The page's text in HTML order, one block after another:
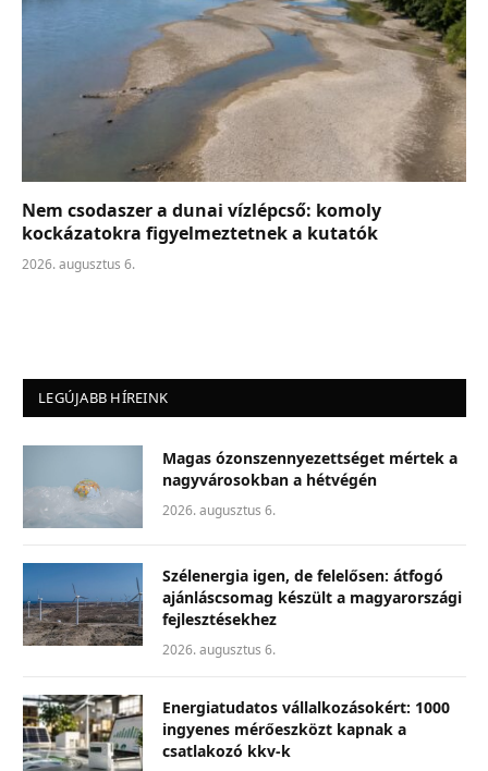
Nem csodaszer a dunai vízlépcső: komoly
kockázatokra figyelmeztetnek a kutatók
2026. augusztus 6.
LEGÚJABB HÍREINK
Magas ózonszennyezettséget mértek a
nagyvárosokban a hétvégén
2026. augusztus 6.
Szélenergia igen, de felelősen: átfogó
ajánláscsomag készült a magyarországi
fejlesztésekhez
2026. augusztus 6.
Energiatudatos vállalkozásokért: 1000
ingyenes mérőeszközt kapnak a
csatlakozó kkv-k